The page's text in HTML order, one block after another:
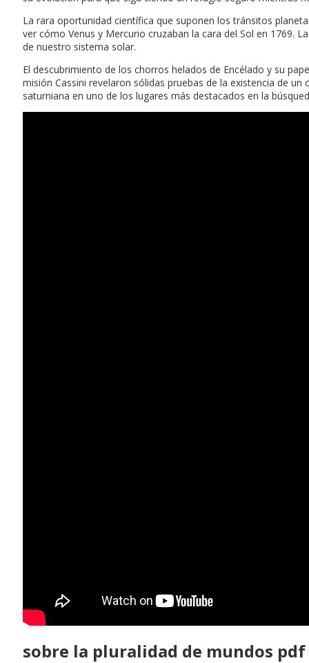
La rara oportunidad científica que suponen los tránsitos
ver cómo Venus y Mercurio cruzaban la cara del Sol en 1769.
de nuestro sistema solar.
El descubrimiento de los chorros helados de Encélado y su
misión Cassini revelaron sólidas pruebas de la existencia de
saturniana en uno de los lugares más destacados en la
sobre la pluralidad de mundos pdf